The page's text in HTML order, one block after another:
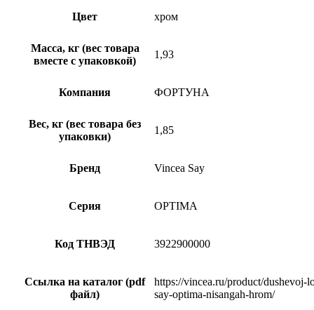
Цвет хром
Масса, кг (вес товара
вместе с упаковкой)
1,93
Компания ФОРТУНА
Вес, кг (вес товара без
упаковки)
1,85
Бренд Vincea Say
Серия OPTIMA
Код ТНВЭД 3922900000
Ссылка на каталог (pdf
файл)
https://vincea.ru/product/dushevoj-
say-optima-nisangah-hrom/